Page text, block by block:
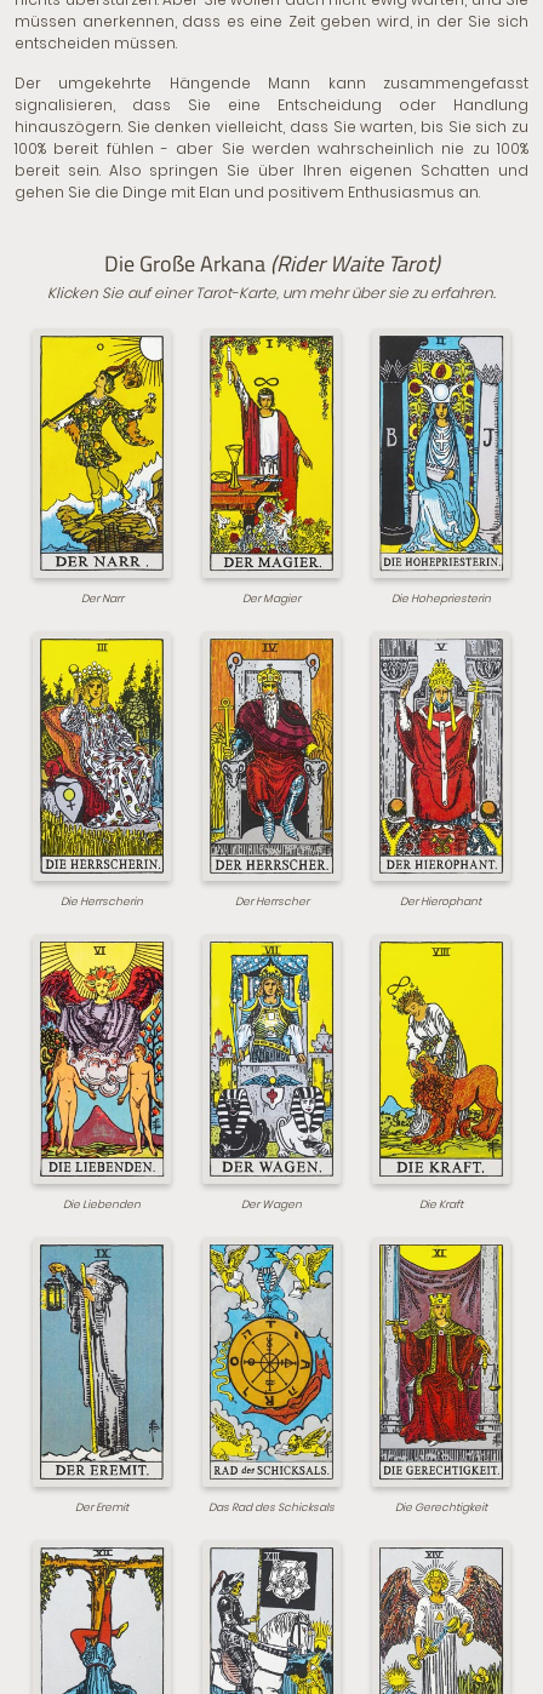
müssen anerkennen, dass es eine Zeit geben wird, in der Sie sich
entscheiden müssen.
Der umgekehrte Hängende Mann kann zusammengefasst
signalisieren, dass Sie eine Entscheidung oder Handlung
hinauszögern. Sie denken vielleicht, dass Sie warten, bis Sie sich zu
100% bereit fühlen - aber Sie werden wahrscheinlich nie zu 100%
bereit sein. Also springen Sie über Ihren eigenen Schatten und
gehen Sie die Dinge mit Elan und positivem Enthusiasmus an.
Die Große Arkana(Rider Waite Tarot)
Klicken Sie auf einer Tarot-Karte, um mehr über sie zu erfahren.
Der Narr Der Magier Die Hohepriesterin
Die Herrscherin Der Herrscher Der Hierophant
Die Liebenden Der Wagen Die Kraft
Der Eremit Das Rad des Schicksals Die Gerechtigkeit